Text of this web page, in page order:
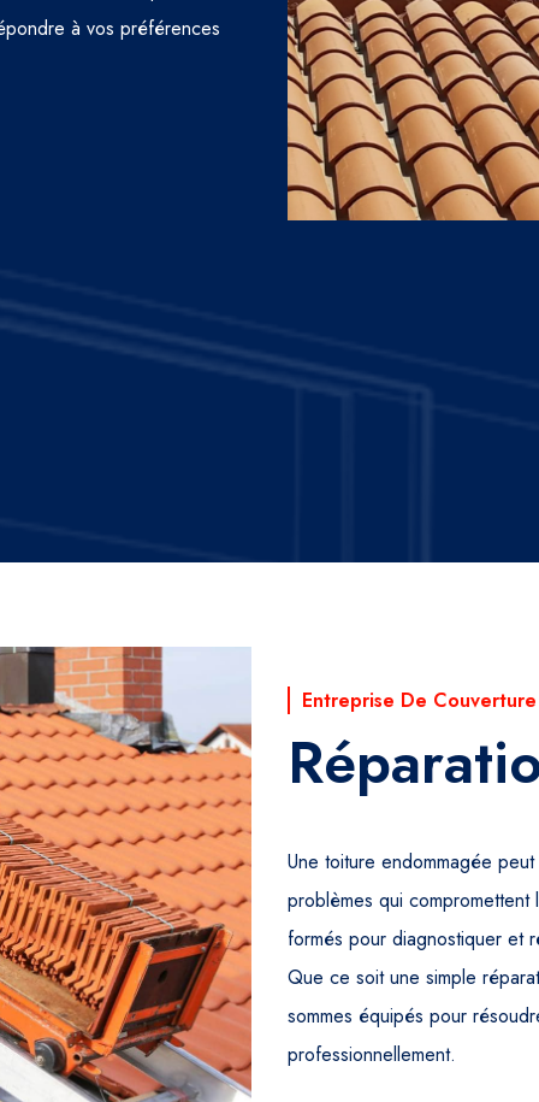
à vos préférences
Entreprise De
Une toiture endommagée
problèmes qui
formés pour diagnostiquer et
Que ce soit une simple
sommes équipés pour
professionnellement.